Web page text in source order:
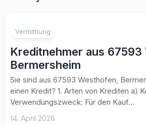
Vermittlung
Kreditnehmer aus 67593
Bermersheim
Sie sind aus 67593 Westhofen,
einen Kredit? 1. Arten von Krediten a)
Verwendungszweck: Für den Kauf...
14. April 2026